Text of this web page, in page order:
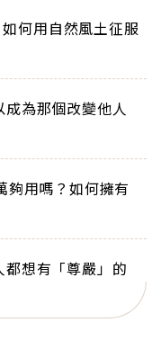
何用自然風土征服
為那個改變他人
夠用嗎？如何擁有
想有「尊嚴」的